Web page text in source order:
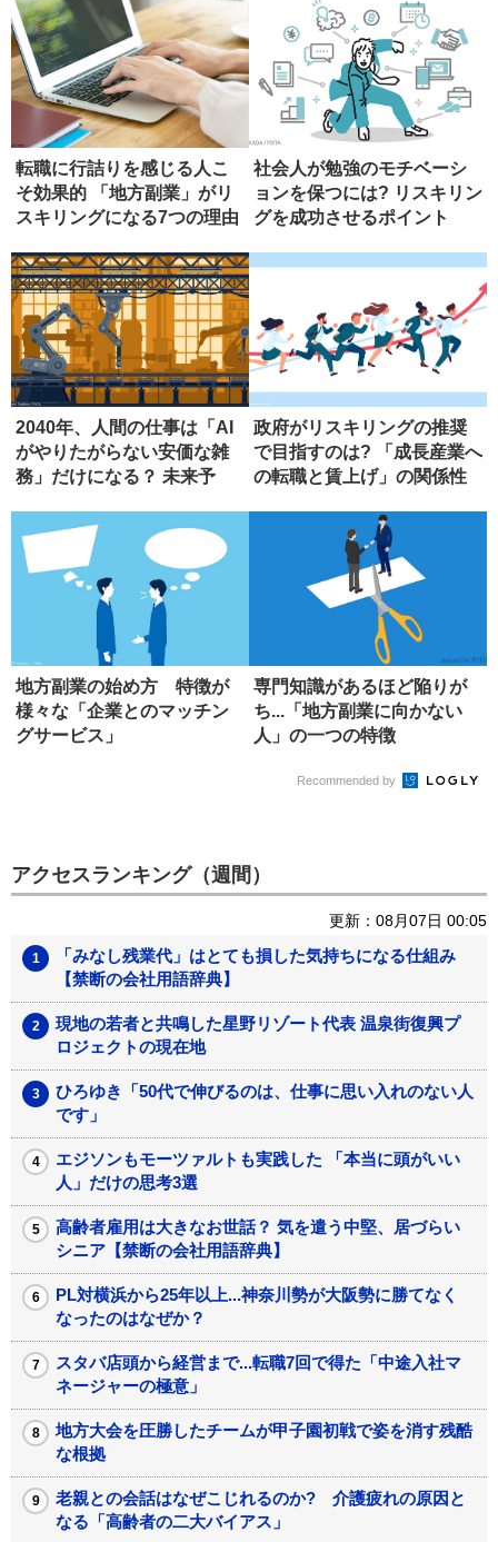
転職に行詰りを感じる人こ
そ効果的 「地方副業」がリ
スキリングになる7つの理由
社会人が勉強のモチベーシ
ョンを保つには? リスキリン
グを成功させるポイント
2040年、人間の仕事は「AI
がやりたがらない安価な雑
務」だけになる？ 未来予
政府がリスキリングの推奨
で目指すのは? 「成長産業へ
の転職と賃上げ」の関係性
地方副業の始め方 特徴が
様々な「企業とのマッチン
グサービス」
専門知識があるほど陥りが
ち...「地方副業に向かない
人」の一つの特徴
Recommended by
アクセスランキング（週間）
更新：08月07日 00:05
「みなし残業代」はとても損した気持ちになる仕組み
【禁断の会社用語辞典】
現地の若者と共鳴した星野リゾート代表 温泉街復興プ
ロジェクトの現在地
ひろゆき「50代で伸びるのは、仕事に思い入れのない人
です」
エジソンもモーツァルトも実践した 「本当に頭がいい
人」だけの思考3選
高齢者雇用は大きなお世話？ 気を遣う中堅、居づらい
シニア【禁断の会社用語辞典】
PL対横浜から25年以上...神奈川勢が大阪勢に勝てなく
なったのはなぜか？
スタバ店頭から経営まで...転職7回で得た「中途入社マ
ネージャーの極意」
地方大会を圧勝したチームが甲子園初戦で姿を消す残酷
な根拠
老親との会話はなぜこじれるのか? 介護疲れの原因と
なる「高齢者の二大バイアス」